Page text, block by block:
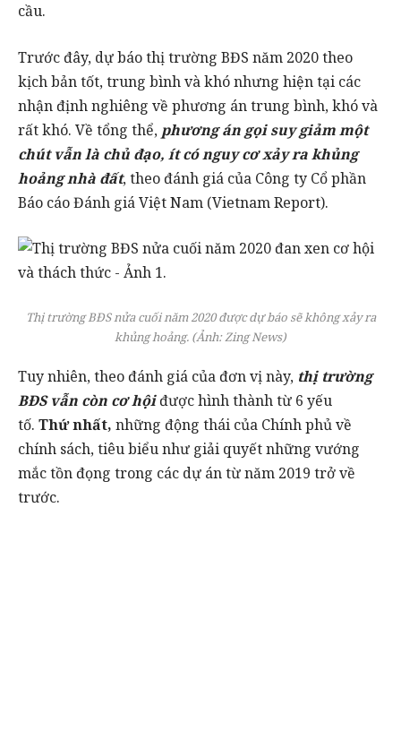
cầu.
Trước đây, dự báo thị trường BĐS năm 2020 theo
kịch bản tốt, trung bình và khó nhưng hiện tại các
nhận định nghiêng về phương án trung bình, khó và
rất khó. Về tổng thể, phương án gọi suy giảm một
chút vẫn là chủ đạo, ít có nguy cơ xảy ra khủng
hoảng nhà đất, theo đánh giá của Công ty Cổ phần
Báo cáo Đánh giá Việt Nam (Vietnam Report).
Thị trường BĐS nửa cuối năm 2020 được dự báo sẽ không xảy ra
khủng hoảng. (Ảnh: Zing News)
Tuy nhiên, theo đánh giá của đơn vị này, thị trường
BĐS vẫn còn cơ hộiđược hình thành từ 6 yếu
tố. Thứ nhất, những động thái của Chính phủ về
chính sách, tiêu biểu như giải quyết những vướng
mắc tồn đọng trong các dự án từ năm 2019 trở về
trước.